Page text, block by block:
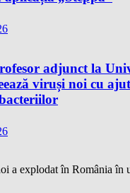
adjunct la
viruși noi cu
a explodat în România în